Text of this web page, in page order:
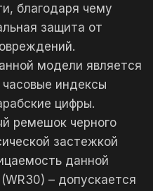
благодаря чему
защита от
модели является
индексы
цифры.
ремешок черного
застежкой
данной
– допускается